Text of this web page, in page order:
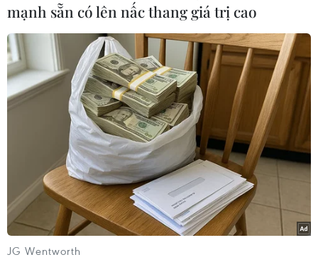
#Mỹ
#Triều Tiên #Phi hạt nhân hóa
Mỹ
Nga
Triều Tiên
Theo dõi VietnamPlus
mạnh sẵn có lên nấc thang giá trị cao
JG Wentworth